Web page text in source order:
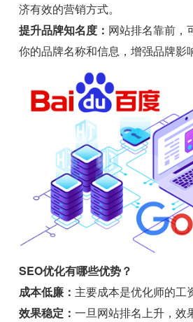
济有效的营销方式。
提升品牌知名度： 网站排名靠前，
你的品牌名称和信息，增强品牌影
SEO优化有哪些优势？
成本低廉： 主要成本是优化师的工
效果稳定：一旦网站排名上升，效